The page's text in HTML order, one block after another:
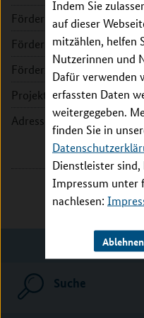
Indem Sie
auf dieser
mitzählen, helfen
Nutzerinnen und
Dafür verwenden
erfassten Daten
weitergegeben.
finden Sie in
Dienstleister sind,
Impressum unter
nachlesen:
Ablehnen
Förderkennzeichen:
Fördersumme:
Förderzeitraum:
Projektleitung:
Adresse:
Suche